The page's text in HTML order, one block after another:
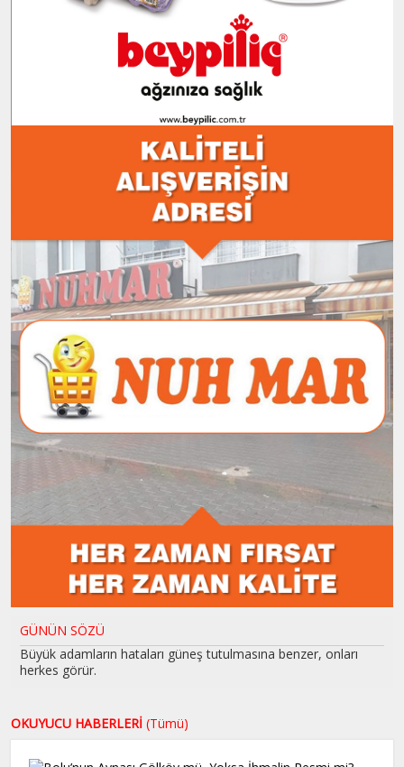
GÜNÜN SÖZÜ
Büyük adamların hataları güneş tutulmasına benzer, onları
herkes görür.
OKUYUCU HABERLERİ (Tümü)